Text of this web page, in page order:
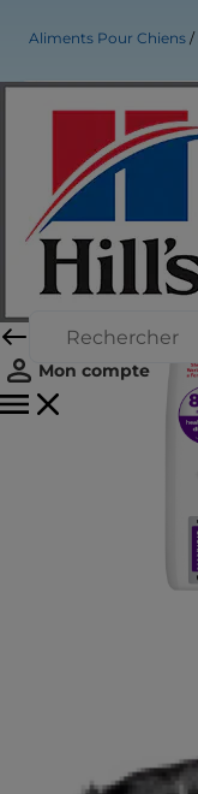
Mon compte
Aliments Pour Chiens